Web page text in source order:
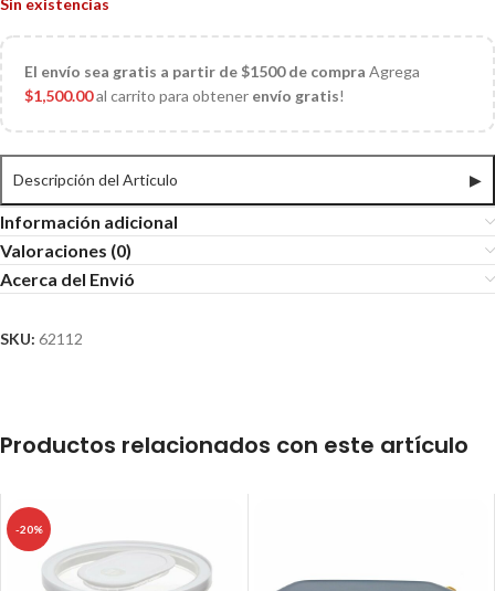
Sin existencias
El envío sea gratis a partir de $1500 de compra Agrega
$1,500.00al carrito para obtener envío gratis!
Descripción del Articulo ▶
Información adicional
Valoraciones (0)
Acerca del Envió
SKU: 62112
Productos relacionados con este artículo
-20%